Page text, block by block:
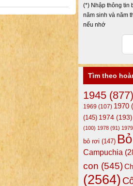
(*) Nhập thông tin
năm sinh và năm
nếu nhớ
Tìm theo
1945 (877)
1969 (107) 1970
(145) 1974 (193)
(100) 1978 (91) 1979
bỏ rơi (147)
Campuchia
con (545)
(2564)